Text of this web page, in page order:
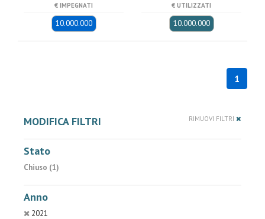
€ IMPEGNATI
10.000.000
€ UTILIZZATI
10.000.000
1
MODIFICA FILTRI RIMUOVI FILTRI
Stato
Chiuso (1)
Anno
2021